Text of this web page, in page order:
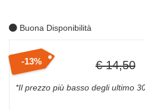
Buona Disponibilità
Sconto
del
13% € 14,50
*Il prezzo più basso degli ultimo